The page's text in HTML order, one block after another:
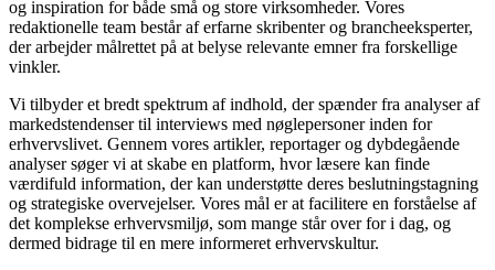
og inspiration for både små og store virksomheder. Vores
redaktionelle team består af erfarne skribenter og brancheeksperter,
der arbejder målrettet på at belyse relevante emner fra forskellige
vinkler.
Vi tilbyder et bredt spektrum af indhold, der spænder fra analyser af
markedstendenser til interviews med nøglepersoner inden for
erhvervslivet. Gennem vores artikler, reportager og dybdegående
analyser søger vi at skabe en platform, hvor læsere kan finde
værdifuld information, der kan understøtte deres beslutningstagning
og strategiske overvejelser. Vores mål er at facilitere en forståelse af
det komplekse erhvervsmiljø, som mange står over for i dag, og
dermed bidrage til en mere informeret erhvervskultur.